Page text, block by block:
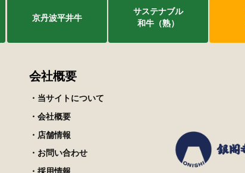
京丹波平井牛
サステナブル
和牛（熟）
会社概要
・当サイトについて
・会社概要
・店舗情報
・お問い合わせ
・採用情報